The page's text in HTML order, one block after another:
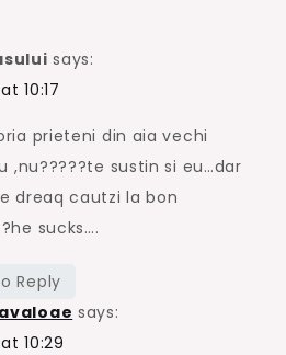
says:
10:17
prieteni din aia vechi
,nu?????te sustin si eu…dar
dreaq cautzi la bon
sucks….
Reply
says:
at 10:29